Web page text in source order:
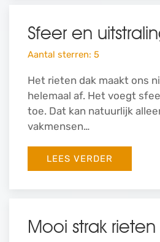
Sfeer en
Aantal sterren: 5
Het rieten dak maakt ons
helemaal af. Het voegt
toe. Dat kan natuurlijk
vakmensen…
LEES VERDER
Mooi strak